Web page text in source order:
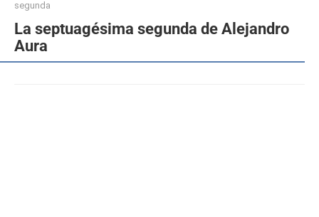
segunda
La septuagésima segunda de Alejandro
Aura